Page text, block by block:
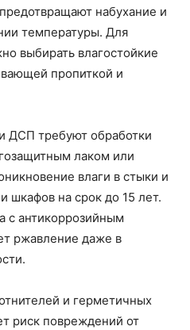
набухание и
температуры. Для
выбирать влагостойкие
пропиткой и
ДСП требуют обработки
лаком или
влаги в стыки и
шкафов на срок до 15 лет.
с антикоррозийным
ржавление даже в
и герметичных
риск повреждений от